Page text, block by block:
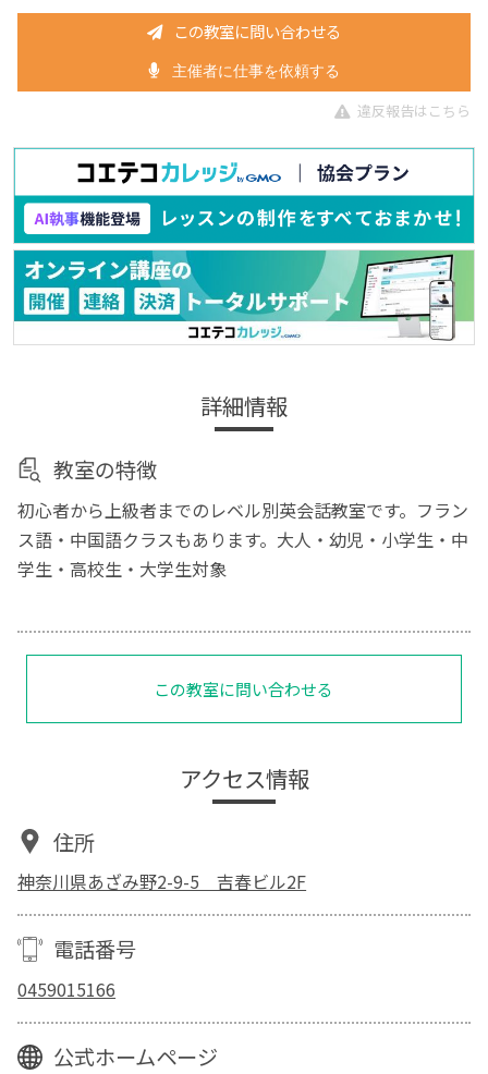
この教室に問い合わせる
主催者に仕事を依頼する
違反報告はこちら
詳細情報
教室の特徴
初心者から上級者までのレベル別英会話教室です。フラン
ス語・中国語クラスもあります。大人・幼児・小学生・中
学生・高校生・大学生対象
この教室に問い合わせる
アクセス情報
住所
神奈川県あざみ野2-9-5 吉春ビル2F
電話番号
0459015166
公式ホームページ